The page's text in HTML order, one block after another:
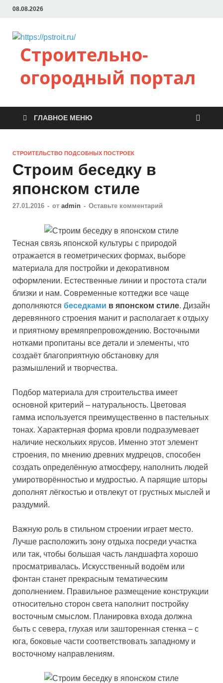
08.08.2026
Строительно-
огородный портал
ГЛАВНОЕ МЕНЮ
СТРОИТЕЛЬСТВО ПОДСОБНЫХ ПОСТРОЕК
Строим беседку в
японском стиле
27.01.2016 - от admin - Оставьте комментарий
Тесная связь японской культуры с природой
отражается в геометрических формах, выборе
материала для постройки и декоративном
оформлении. Естественные линии и простота стали
близки и нам. Современные коттеджи все чаще
дополняются беседками в японском стиле. Дизайн
деревянного строения манит и располагает к отдыху
и приятному времяпрепровождению. Восточными
нотками пропитаны все детали и элементы, что
создаёт благоприятную обстановку для
размышлений и творчества.
Подбор материала для строительства имеет
основной критерий – натуральность. Цветовая
гамма используется преимущественно в пастельных
тонах. Характерная форма кровли подразумевает
наличие нескольких ярусов. Именно этот элемент
строения, по мнению древних мудрецов, способен
создать определённую атмосферу, наполнить людей
умиротворённостью и мудростью. А парящие шторы
дополнят лёгкостью и отвлекут от грустных мыслей и
раздумий.
Важную роль в стильном строении играет место.
Лучше расположить зону отдыха посреди участка
или так, чтобы большая часть ландшафта хорошо
просматривалась. Искусственный водоём или
фонтан станет прекрасным тематическим
дополнением. Правильное размещение конструкции
относительно сторон света наполнит постройку
восточным смыслом. Планировка входа должна
быть с севера, глухая или зашторенная стенка – с
юга, боковые части соответствовать западному и
восточному направлениям.